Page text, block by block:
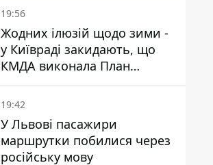
19:56
Жодних ілюзій щодо зими -
у Київраді закидають, що
КМДА виконала План
стійкості на 20%
19:42
У Львові пасажири
маршрутки побилися через
російську мову